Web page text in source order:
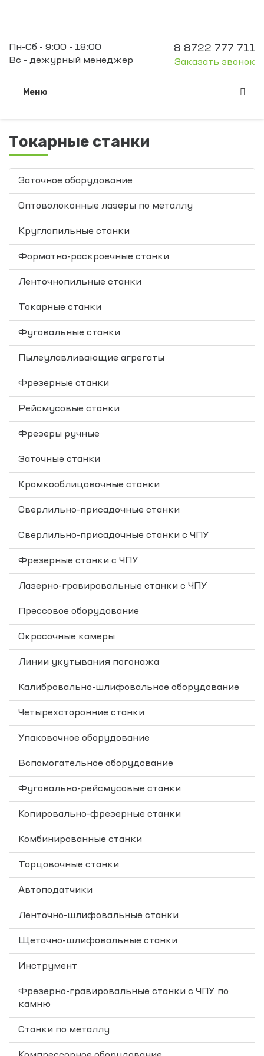
Пн-Сб - 9:00 - 18:00
Вс - дежурный менеджер
8 8722 777 711
Заказать звонок
Meню
Токарные станки
Заточное оборудование
Оптоволоконные лазеры по металлу
Круглопильные станки
Форматно-раскроечные станки
Ленточнопильные станки
Токарные станки
Фуговальные станки
Пылеулавливающие агрегаты
Фрезерные станки
Рейсмусовые станки
Фрезеры ручные
Заточные станки
Кромкооблицовочные cтанки
Сверлильно-присадочные станки
Сверлильно-присадочные станки с ЧПУ
Фрезерные станки с ЧПУ
Лазерно-гравировальные станки с ЧПУ
Прессовое оборудование
Окрасочные камеры
Линии укутывания погонажа
Калибровально-шлифовальное оборудование
Четырехсторонние станки
Упаковочное оборудование
Вспомогательное оборудование
Фуговально-рейсмусовые станки
Копировально-фрезерные станки
Комбинированные станки
Торцовочные станки
Автоподатчики
Ленточно-шлифовальные станки
Щеточно-шлифовальные станки
Инструмент
Фрезерно-гравировальные станки с ЧПУ по
камню
Станки по металлу